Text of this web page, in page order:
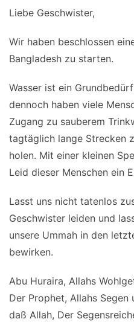
Liebe Geschwister,
Wir haben beschlossen
Bangladesh zu starten.
Wasser ist ein
dennoch haben viele
Zugang zu sauberem
tagtäglich lange Strecken
holen. Mit einer kleinen
Leid dieser Menschen ein
Lasst uns nicht tatenlos
Geschwister leiden und
unsere Ummah in den
bewirken.
Abu Huraira, Allahs
Der Prophet, Allahs
daß Allah, Der